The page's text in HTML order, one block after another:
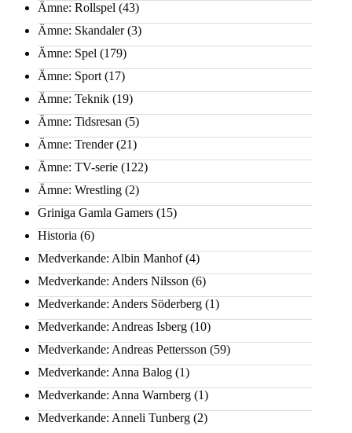
Ämne: Rollspel (43)
Ämne: Skandaler(3)
Ämne: Spel (179)
Ämne: Sport (17)
Ämne: Teknik (19)
Ämne: Tidsresan (5)
Ämne: Trender(21)
Ämne: TV-serie (122)
Ämne: Wrestling (2)
Griniga Gamla Gamers (15)
Historia (6)
Medverkande: Albin Manhof(4)
Medverkande: Anders Nilsson (6)
Medverkande: Anders Söderberg (1)
Medverkande: Andreas Isberg (10)
Medverkande: Andreas Pettersson (59)
Medverkande: Anna Balog (1)
Medverkande: Anna Warnberg (1)
Medverkande: Anneli Tunberg (2)